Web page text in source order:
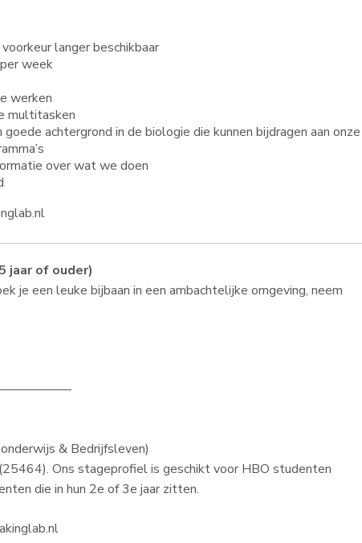
langer beschikbaar
week
werken
multitasken
achtergrond in de biologie die kunnen bijdragen aan onze
over wat we doen
jaar of ouder)
je een leuke bijbaan in een ambachtelijke omgeving, neem
& Bedrijfsleven)
Ons stageprofiel is geschikt voor HBO studenten
die in hun 2e of 3e jaar zitten.